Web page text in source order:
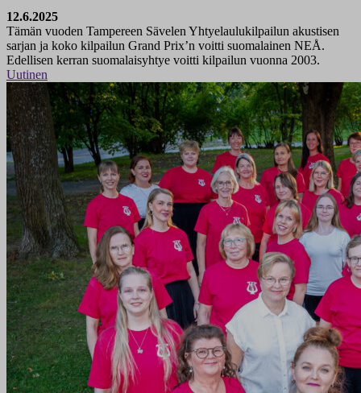
12.6.2025
Tämän vuoden Tampereen Sävelen Yhtyelaulukilpailun akustisen
sarjan ja koko kilpailun Grand Prix’n voitti suomalainen NEÅ.
Edellisen kerran suomalaisyhtye voitti kilpailun vuonna 2003.
Uutinen